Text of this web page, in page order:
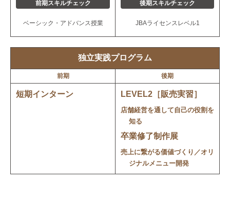
前期スキルチェック
ベーシック・アドバンス授業
後期スキルチェック
JBAライセンスレベル1
独立実践プログラム
前期 後期
短期インターン LEVEL2［販売実習］
店舗経営を通して自己の役割を
知る
卒業修了制作展
売上に繋がる価値づくり／オリ
ジナルメニュー開発